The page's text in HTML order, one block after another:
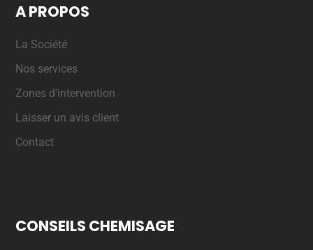
A PROPOS
La Société
Nos services
Zones d’intervention
Laisser un avis client
Contact
CONSEILS CHEMISAGE